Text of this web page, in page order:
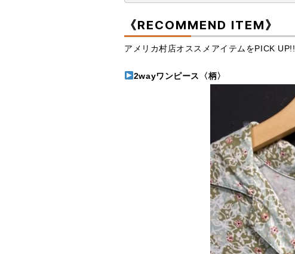
《RECOMMEND ITEM》
アメリカ村店オススメアイテムをPICK UP!!
2wayワンピース〈柄〉